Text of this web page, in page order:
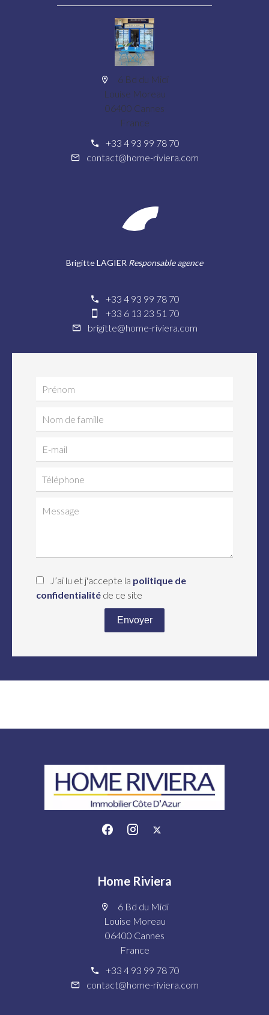
6 Bd du Midi
Louise Moreau
06400 Cannes
France
+33 4 93 99 78 70
contact@home-riviera.com
Brigitte LAGIER Responsable agence
+33 4 93 99 78 70
+33 6 13 23 51 70
brigitte@home-riviera.com
J’ai lu et j'accepte la politique de
confidentialité de ce site
Envoyer
Home Riviera
6 Bd du Midi
Louise Moreau
06400 Cannes
France
+33 4 93 99 78 70
contact@home-riviera.com